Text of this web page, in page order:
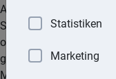
Arbeitsentgeltes
Sachbezugswerte
obersten
gelten für Sachbezüge
Monat nachfolgende
Statistiken
Marketing